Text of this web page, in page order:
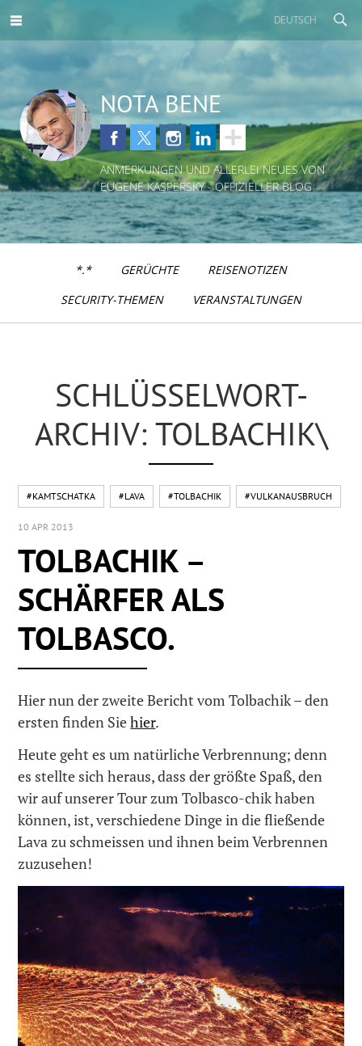
DEUTSCH
NOTA BENE
ANMERKUNGEN UND ALLERLEI NEUES VON
EUGENE KASPERSKY - OFFIZIELLER BLOG
*.* GERÜCHTE
REISENOTIZEN
SECURITY-THEMEN
VERANSTALTUNGEN
SCHLÜSSELWORT-
ARCHIV: TOLBACHIK\
#KAMTSCHATKA #LAVA #TOLBACHIK #VULKANAUSBRUCH
10 APR 2013
TOLBACHIK –
SCHÄRFER ALS
TOLBASCO.
Hier nun der zweite Bericht vom Tolbachik – den
ersten finden Siehier.
Heute geht es um natürliche Verbrennung; denn
es stellte sich heraus, dass der größte Spaß, den
wir auf unserer Tour zum Tolbasco-chik haben
können, ist, verschiedene Dinge in die fließende
Lava zu schmeissen und ihnen beim Verbrennen
zuzusehen!